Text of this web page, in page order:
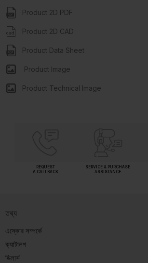
Product 2D PDF
Product 2D CAD
Product Data Sheet
Product Image
Product Technical Image
REQUEST
A CALLBACK
SERVICE & PURCHASE
ASSISTANCE
তথ্য
এস্কোর সম্পর্কে
ক্যাটালগ
ডিলার্স